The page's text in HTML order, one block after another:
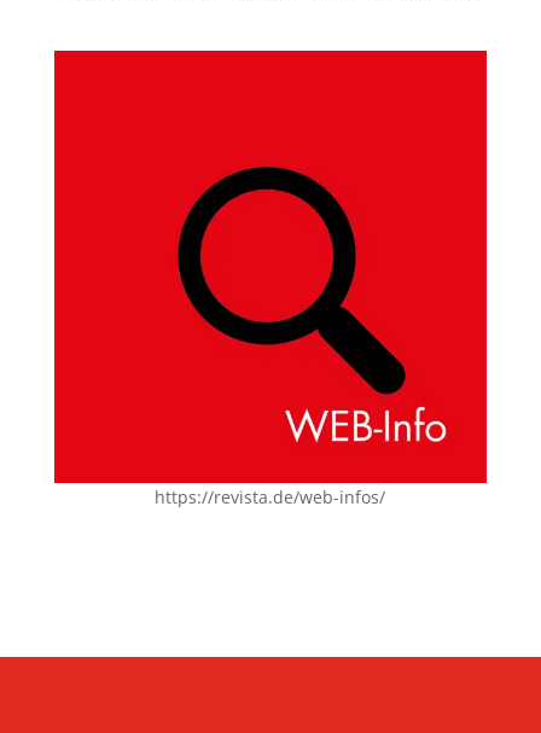
https://revista.de/web-infos/